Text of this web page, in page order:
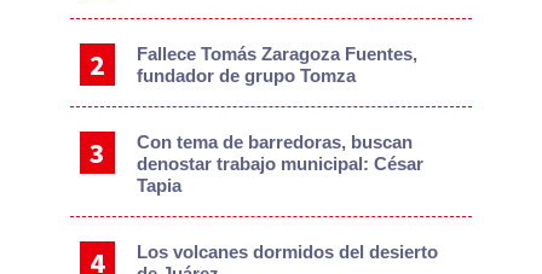
Fallece Tomás Zaragoza Fuentes,
fundador de grupo Tomza
Con tema de barredoras, buscan
denostar trabajo municipal: César
Tapia
Los volcanes dormidos del desierto